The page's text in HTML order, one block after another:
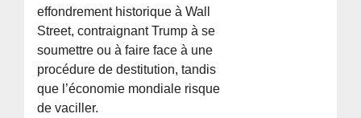
effondrement historique à Wall
Street, contraignant Trump à se
soumettre ou à faire face à une
procédure de destitution, tandis
que l’économie mondiale risque
de vaciller.